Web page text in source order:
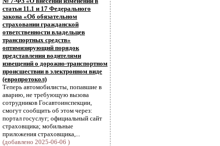
статьи 11.1 и 17 Федерального
закона «Об обязательном
страховании гражданской
ответственности владельцев
транспортных средств»
оптимизирующий порядок
представления водителями
извещений о дорожно-транспортном
происшествии в электронном виде
(европротокол)
Теперь автомобилисты, попавшие в
аварию, не требующую вызова
сотрудников Госавтоинспекции,
смогут сообщить об этом через:
портал госуслуг; официальный сайт
страховщика; мобильные
приложения страховщика,...
(добавлено 2025-06-06 )